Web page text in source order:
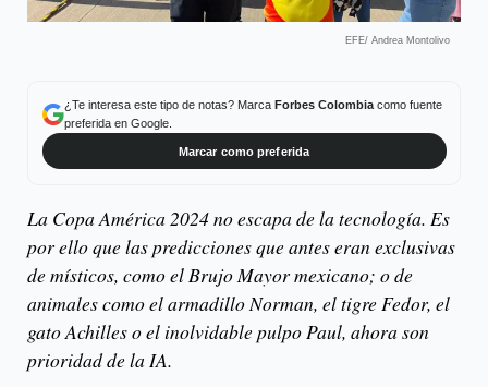
EFE/ Andrea Montolivo
¿Te interesa este tipo de notas? Marca Forbes Colombiacomo fuente
preferida en Google.
Marcar como preferida
La Copa América 2024 no escapa de la tecnología. Es
por ello que las predicciones que antes eran exclusivas
de místicos, como el Brujo Mayor mexicano; o de
animales como el armadillo Norman, el tigre Fedor, el
gato Achilles o el inolvidable pulpo Paul, ahora son
prioridad de la IA.